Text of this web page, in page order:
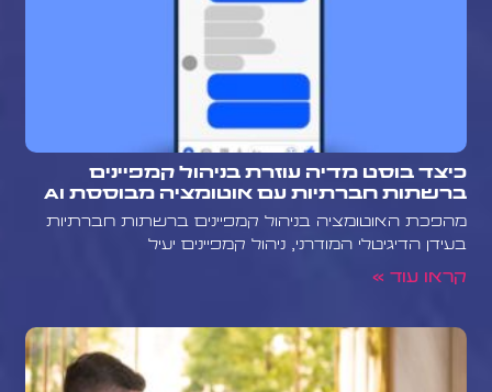
כיצד בוסט מדיה עוזרת בניהול קמפיינים
ברשתות חברתיות עם אוטומציה מבוססת AI
מהפכת האוטומציה בניהול קמפיינים ברשתות חברתיות
בעידן הדיגיטלי המודרני, ניהול קמפיינים יעיל
קראו עוד »